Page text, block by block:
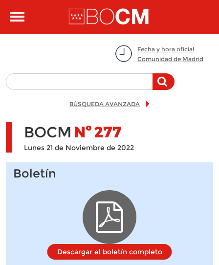
Toggle
Fecha y hora oficial
Comunidad de Madrid
BÚSQUEDA AVANZADA
BOCM Nº277
Lunes 21 de Noviembre de 2022
Boletín
Descargar el boletín completo